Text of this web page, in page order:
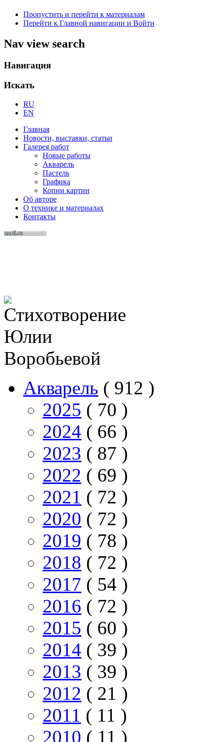
Пропустить и перейти к материалам
Перейти к Главной навигации и Войти
Nav view search
Навигация
Искать
RU
EN
Главная
Новости, выставки, статьи
Галерея работ
Новые работы
Акварель
Пастель
Графика
Копии картин
Об авторе
О технике и материалах
Контакты
Акварель ( 912 )
2025 ( 70 )
2024 ( 66 )
2023 ( 87 )
2022 ( 69 )
2021 ( 72 )
2020 ( 72 )
2019 ( 78 )
2018 ( 72 )
2017 ( 54 )
2016 ( 72 )
2015 ( 60 )
2014 ( 39 )
2013 ( 39 )
2012 ( 21 )
2011 ( 11 )
2010 ( 11 )